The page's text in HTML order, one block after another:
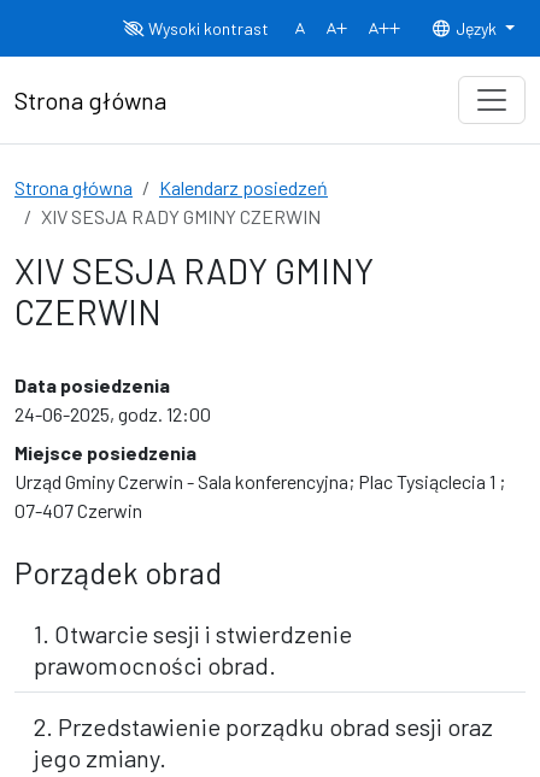
Wysoki kontrast
Normalny rozmiar czcionki
Rozmiar czcionki 150% Rozmiar
Język
Strona główna
Strona główna
Kalendarz posiedzeń
XIV SESJA RADY GMINY CZERWIN
XIV SESJA RADY GMINY
CZERWIN
Data posiedzenia
24-06-2025, godz. 12:00
Miejsce posiedzenia
Urząd Gminy Czerwin - Sala konferencyjna; Plac Tysiąclecia 1 ;
07-407 Czerwin
Porządek obrad
1. Otwarcie sesji i stwierdzenie
prawomocności obrad.
2. Przedstawienie porządku obrad sesji oraz
jego zmiany.